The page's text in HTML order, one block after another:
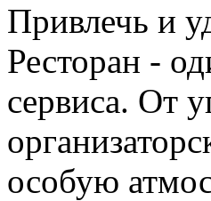
Привлечь и
Ресторан -
сервиса. От
особую